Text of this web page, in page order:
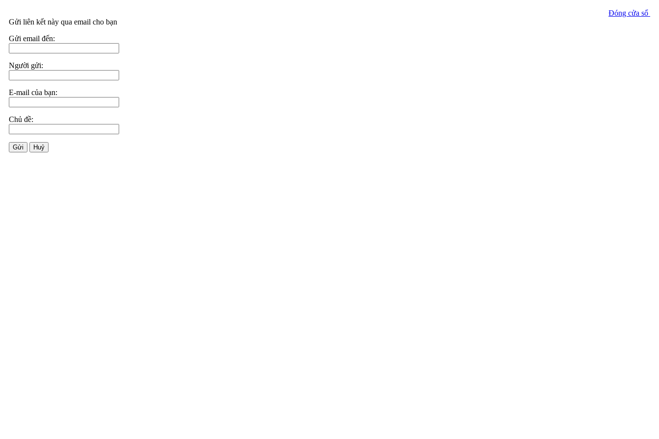
Đóng cửa sổ
Gửi liên kết này qua email cho bạn
Gửi email đến:
Người gửi:
E-mail của bạn:
Chủ đề:
Gửi Huỷ